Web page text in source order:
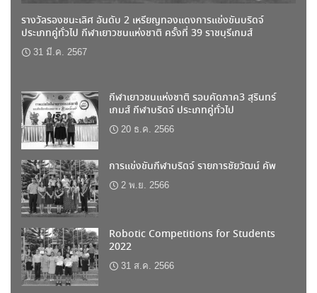
รางวัลรองชนะเลิศ อันดับ 2 เหรียญทองแดงการแข่งขันบริดจ์
ประเภทคู่ทั่วไป กีฬาเยาวชนแห่งชาติ ครั้งที่ 39 ราชบุรีเกมส์
31 มี.ค. 2567
กีฬาเยาวชนแห่งชาติ รอบคัดภาค3 สุรินทร์
เกมส์ กีฬาบริดจ์ ประเภทคู่ทั่วไป
20 ธ.ค. 2566
การแข่งขันกีฬาบริดจ์ รายการชัยวัฒน์ คัพ
2 พ.ย. 2566
Robotic Competitions for Students
2022
31 ส.ค. 2566